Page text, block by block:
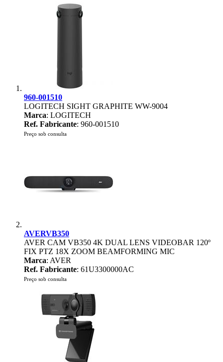
960-001510
LOGITECH SIGHT GRAPHITE WW-9004
Marca: LOGITECH
Ref. Fabricante: 960-001510
Preço sob consulta
AVERVB350
AVER CAM VB350 4K DUAL LENS VIDEOBAR 120º
FIX PTZ 18X ZOOM BEAMFORMING MIC
Marca: AVER
Ref. Fabricante: 61U3300000AC
Preço sob consulta